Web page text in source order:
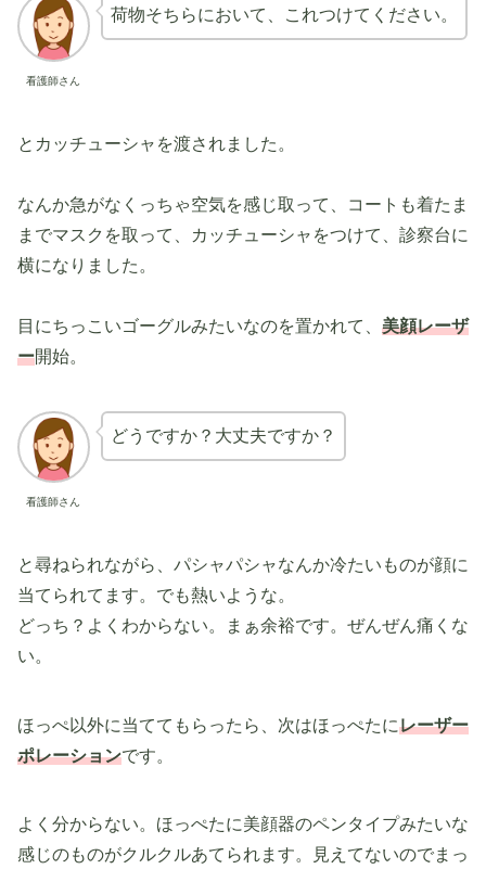
看護師さん
荷物そちらにおいて、これつけてください。
とカッチューシャを渡されました。
なんか急がなくっちゃ空気を感じ取って、コートも着たま
までマスクを取って、カッチューシャをつけて、診察台に
横になりました。
目にちっこいゴーグルみたいなのを置かれて、 美顔レーザ
ー開始。
看護師さん
どうですか？大丈夫ですか？
と尋ねられながら、パシャパシャなんか冷たいものが顔に
当てられてます。でも熱いような。
どっち？よくわからない。まぁ余裕です。ぜんぜん痛くな
い。
ほっぺ以外に当ててもらったら、次はほっぺたにレーザー
ポレーションです。
よく分からない。ほっぺたに美顔器のペンタイプみたいな
感じのものがクルクルあてられます。見えてないのでまっ